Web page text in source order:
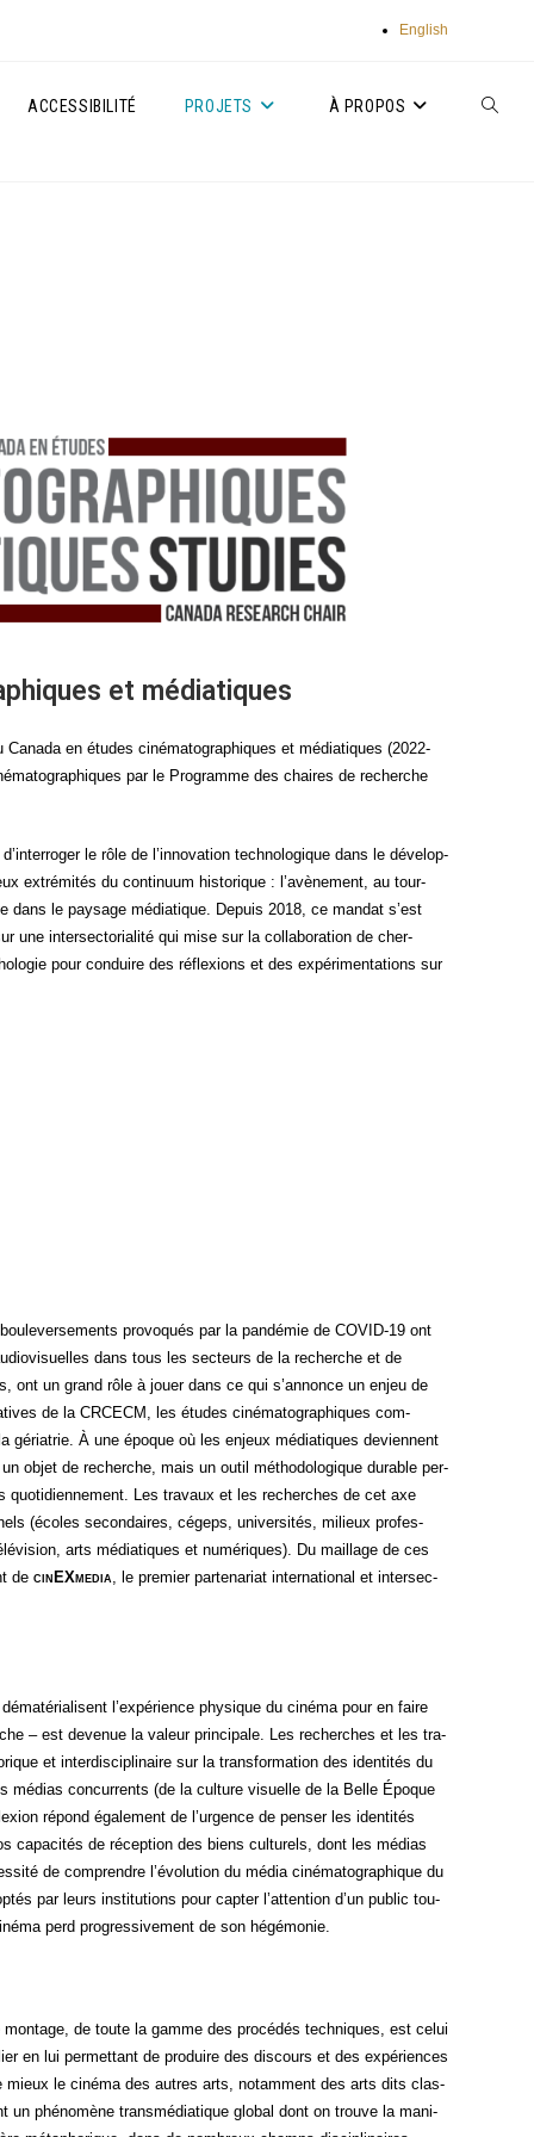
English
ACCESSIBILITÉ PROJETS À PROPOS TOGGLE
et médiatiques
en études ciné­ma­to­gra­phiques et média­tiques (2022-
par le Pro­gramme des chaires de recherche
le rôle de l’innovation tech­no­lo­gique dans le déve­lop­
extré­mi­tés du conti­nuum his­to­rique : l’avènement, au tour­
le pay­sage média­tique. Depuis 2018, ce man­dat s’est
une inter­sec­to­ria­li­té qui mise sur la col­la­bo­ra­tion de cher­
pour conduire des réflexions et des expé­ri­men­ta­tions sur
pro­vo­qués par la pan­dé­mie de COVID-19 ont
dans tous les sec­teurs de la recherche et de
ont un grand rôle à jouer dans ce qui s’annonce un enjeu de
de la CRCECM, les études ciné­ma­to­gra­phiques com­
À une époque où les enjeux média­tiques deviennent
objet de recherche, mais un outil métho­do­lo­gique durable per­
quo­ti­dien­ne­ment. Les tra­vaux et les recherches de cet axe
(écoles secon­daires, cégeps, uni­ver­si­tés, milieux pro­fes­
arts média­tiques et numé­riques). Du maillage de ces
de cin EXmedia, le pre­mier par­te­na­riat inter­na­tio­nal et inter­sec­
l’expérience phy­sique du ciné­ma pour en faire
– est deve­nue la valeur prin­ci­pale. Les recherches et les tra­
et inter­dis­ci­pli­naire sur la trans­for­ma­tion des iden­ti­tés du
médias concur­rents (de la culture visuelle de la Belle Époque
répond éga­le­ment de l’urgence de pen­ser les iden­ti­tés
capa­ci­tés de récep­tion des biens cultu­rels, dont les médias
de com­prendre l’évolution du média ciné­ma­to­gra­phique du
par leurs ins­ti­tu­tions pour cap­ter l’attention d’un public tou­
perd pro­gres­si­ve­ment de son hégémonie.
de toute la gamme des pro­cé­dés tech­niques, est celui
en lui per­met­tant de pro­duire des dis­cours et des expé­riences
le ciné­ma des autres arts, notam­ment des arts dits clas­
un phé­no­mène trans­mé­dia­tique glo­bal dont on trouve la mani­